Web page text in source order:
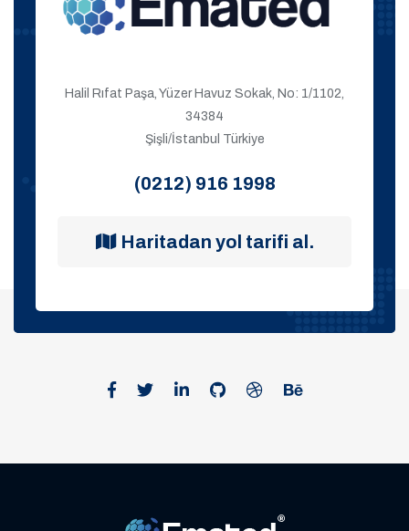
Halil Rıfat Paşa, Yüzer Havuz Sokak, No: 1/1102,
34384
Şişli/İstanbul Türkiye
(0212) 916 1998
Haritadan yol tarifi al.